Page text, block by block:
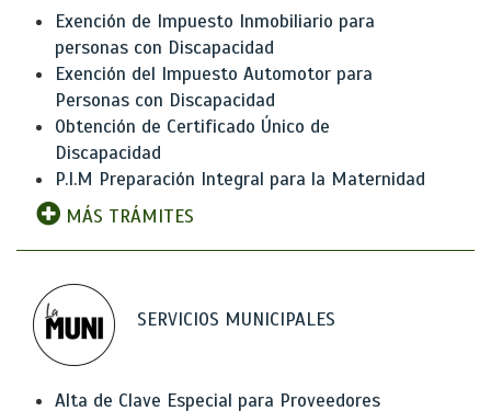
Exención de Impuesto Inmobiliario para
personas con Discapacidad
Exención del Impuesto Automotor para
Personas con Discapacidad
Obtención de Certificado Único de
Discapacidad
P.I.M Preparación Integral para la Maternidad
MÁS TRÁMITES
SERVICIOS MUNICIPALES
Alta de Clave Especial para Proveedores